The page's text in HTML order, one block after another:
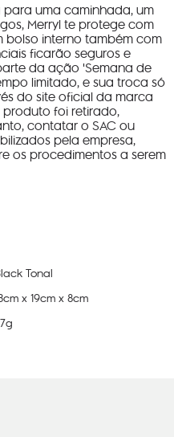
para uma caminhada, um
Merryl te protege com
bolso interno também com
ficarão seguros e
da ação 'Semana de
limitado, e sua troca só
do site oficial da marca
foi retirado,
contatar o SAC ou
pela empresa,
os procedimentos a serem
Tonal
cm x19cm x8cm
g